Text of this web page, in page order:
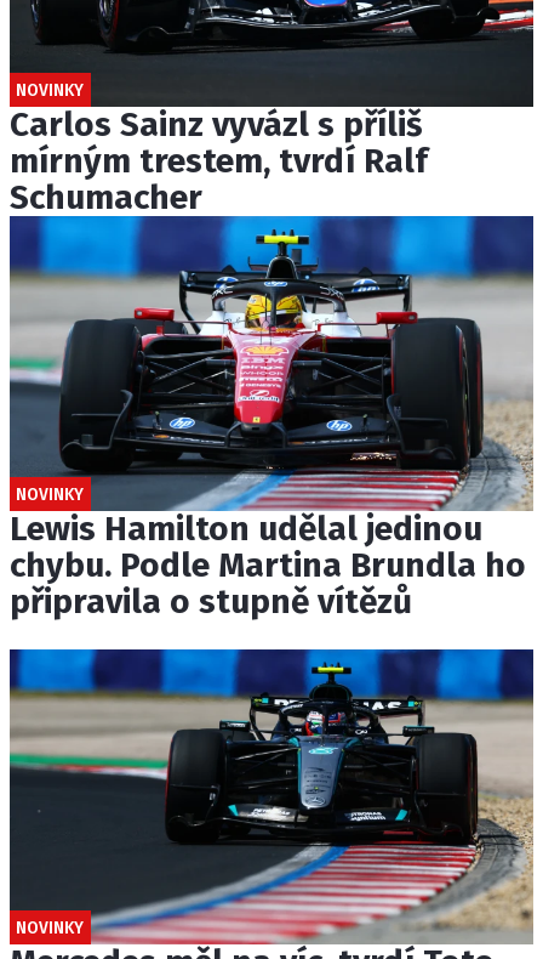
NOVINKY
Carlos Sainz vyvázl s příliš
mírným trestem, tvrdí Ralf
Schumacher
NOVINKY
Lewis Hamilton udělal jedinou
chybu. Podle Martina Brundla ho
připravila o stupně vítězů
NOVINKY